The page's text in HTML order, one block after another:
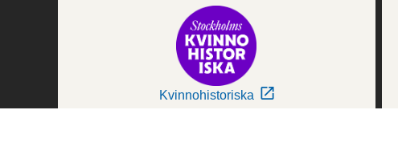
Kvinnohistoriska